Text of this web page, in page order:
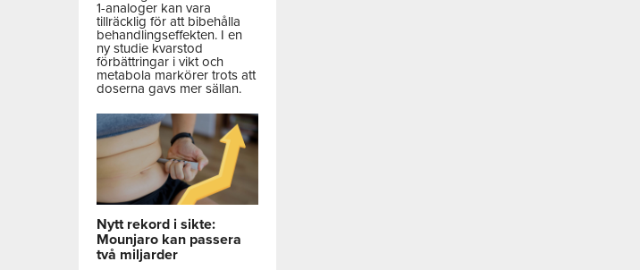
1-analoger kan vara
tillräcklig för att bibehålla
behandlingseffekten. I en
ny studie kvarstod
förbättringar i vikt och
metabola markörer trots att
doserna gavs mer sällan.
Nytt rekord i sikte:
Mounjaro kan passera
två miljarder